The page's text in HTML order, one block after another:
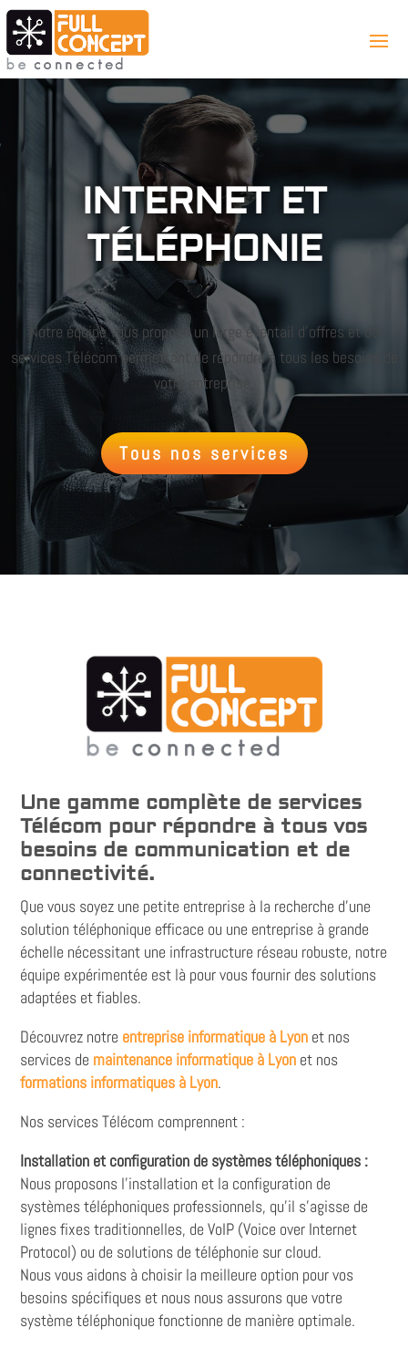
INTERNET ET
TÉLÉPHONIE
Notre équipe vous propose un large éventail d’offres et de
services Télécom permettant de répondre à tous les besoins de
votre entreprise.
Tous nos services
Une gamme complète de services
Télécom pour répondre à tous vos
besoins de communication et de
connectivité.
Que vous soyez une petite entreprise à la recherche d'une
solution téléphonique efficace ou une entreprise à grande
échelle nécessitant une infrastructure réseau robuste, notre
équipe expérimentée est là pour vous fournir des solutions
adaptées et fiables.
Découvrez notre entreprise informatique à Lyon et nos
services de maintenance informatique à Lyon et nos
formations informatiques à Lyon.
Nos services Télécom comprennent :
Installation et configuration de systèmes téléphoniques :
Nous proposons l'installation et la configuration de
systèmes téléphoniques professionnels, qu'il s'agisse de
lignes fixes traditionnelles, de VoIP (Voice over Internet
Protocol) ou de solutions de téléphonie sur cloud.
Nous vous aidons à choisir la meilleure option pour vos
besoins spécifiques et nous nous assurons que votre
système téléphonique fonctionne de manière optimale.